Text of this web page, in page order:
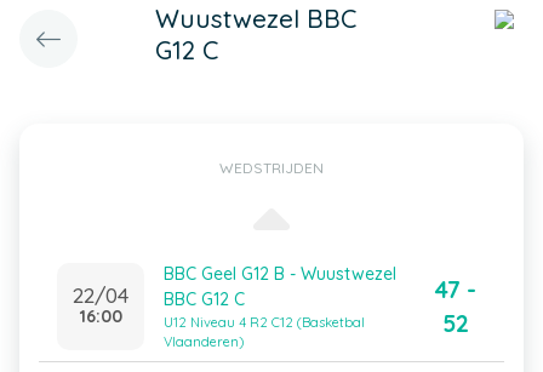
Wuustwezel BBC
G12 C
WEDSTRIJDEN
22/04
16:00
BBC Geel G12 B - Wuustwezel
BBC G12 C
U12 Niveau 4 R2 C12 (Basketbal
Vlaanderen)
47 -
52